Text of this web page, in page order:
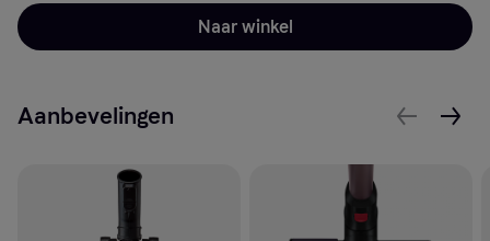
Naar winkel
Aanbevelingen